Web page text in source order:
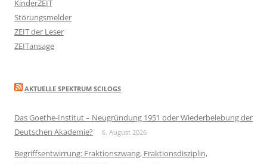
KinderZEIT
Störungsmelder
ZEIT der Leser
ZEITansage
AKTUELLE SPEKTRUM SCILOGS
Das Goethe-Institut – Neugründung 1951 oder Wiederbelebung der
Deutschen Akademie?
6. August 2026
Begriffsentwirrung: Fraktionszwang, Fraktionsdisziplin,